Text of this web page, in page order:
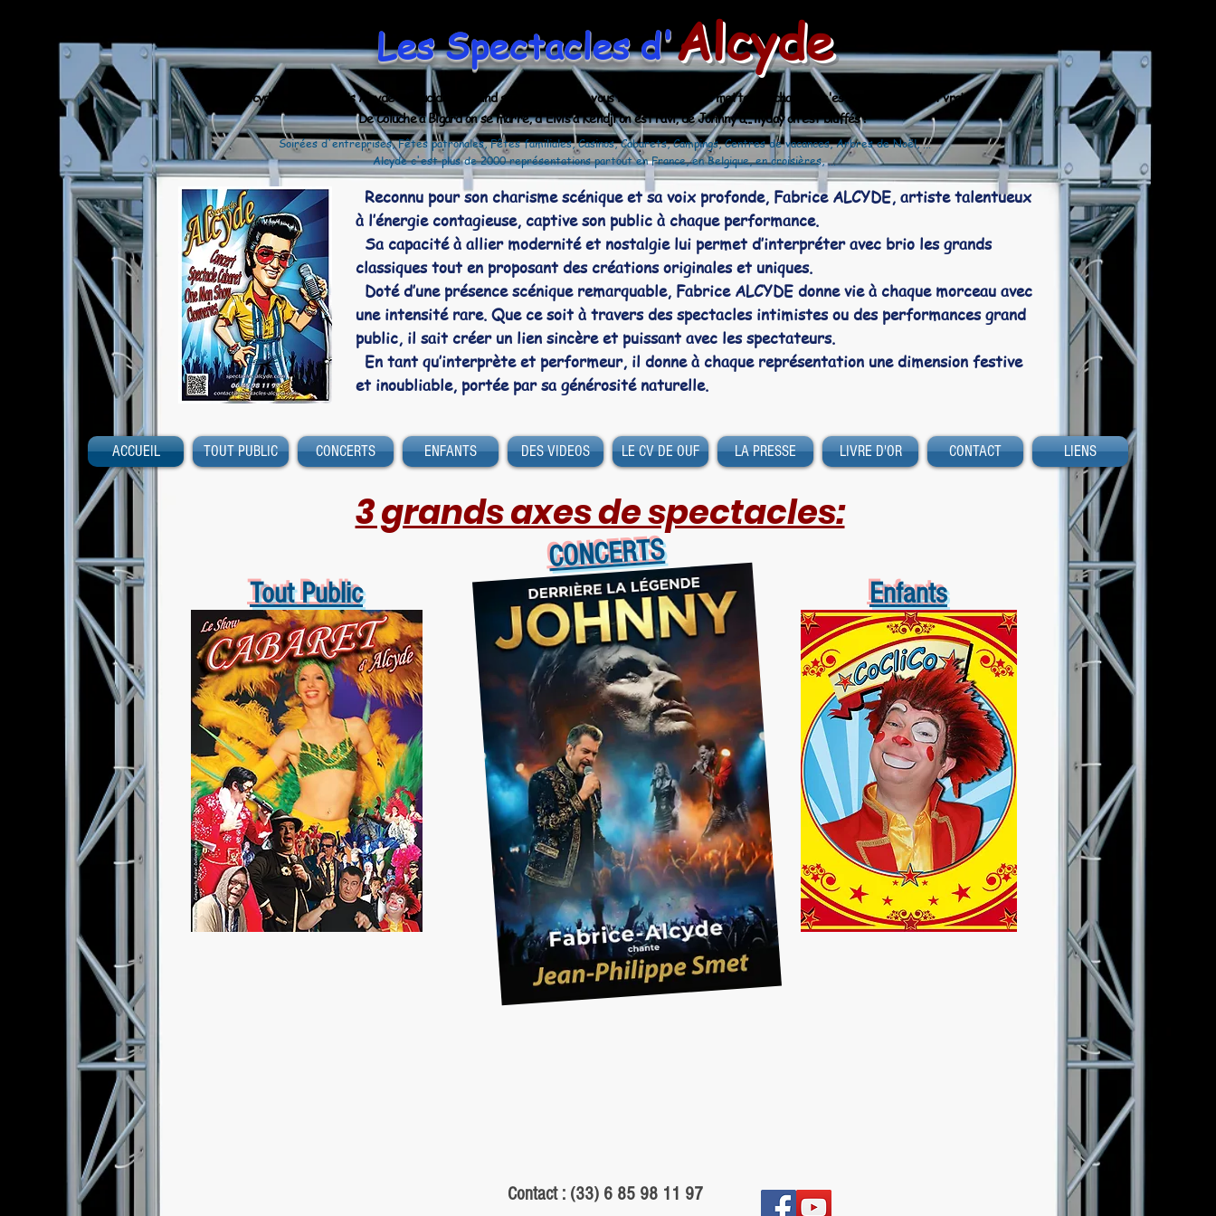
Les Spectacles d'Alcyde
Alcyde est acide mais Alcyde est lucide et quand ses personnages vous interpellent ou se mettent à chanter, c'est comme si c'était vrai !
De Coluche à Bigard on se marre, d'Elvis à Kendji on est ravi, de Johnny à... llyday on est bluffés !
Soirées d'entreprises, Fêtes patronales, Fêtes familiales, Casinos, Cabarets, Campings, Centres de vacances, Arbres de Noël, ...
Alcyde c'est plus de 2000 représentations partout en France, en Belgique, en croisières, ...
Reconnu pour son charisme scénique et sa voix profonde, Fabrice ALCYDE, artiste talentueux
à l’énergie contagieuse, captive son public à chaque performance.
Sa capacité à allier modernité et nostalgie lui permet d’interpréter avec brio les grands
classiques tout en proposant des créations originales et uniques.
Doté d’une présence scénique remarquable, Fabrice ALCYDE donne vie à chaque morceau avec
une intensité rare. Que ce soit à travers des spectacles intimistes ou des performances grand
public, il sait créer un lien sincère et puissant avec les spectateurs.
En tant qu’interprète et performeur, il donne à chaque représentation une dimension festive
et inoubliable, portée par sa générosité naturelle.
ACCUEIL TOUT PUBLIC CONCERTS ENFANTS DES VIDEOS LE CV DE OUF LA PRESSE LIVRE D'OR CONTACT LIENS
3 grands axes de spectacles:
CONCERTS
Tout Public Enfants
Contact : (33) 6 85 98 11 97